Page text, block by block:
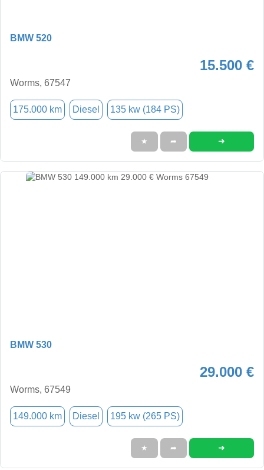
BMW 520
15.500 €
Worms, 67547
175.000 km Diesel 135 kw (184 PS)
★ ➦ ➜
BMW 530
29.000 €
Worms, 67549
149.000 km Diesel 195 kw (265 PS)
★ ➦ ➜